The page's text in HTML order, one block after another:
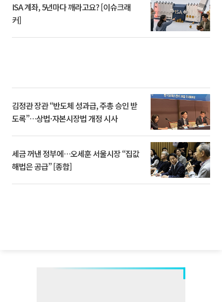
ISA 계좌, 5년마다 깨라고요? [이슈크래
커]
김정관 장관 “반도체 성과급, 주총 승인 받
도록”…상법·자본시장법 개정 시사
세금 꺼낸 정부에…오세훈 서울시장 “집값
해법은 공급” [종합]